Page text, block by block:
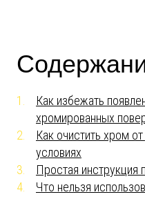
Как избежать
хромированных
Как очистить хром
условиях
Простая инструкция
Что нельзя